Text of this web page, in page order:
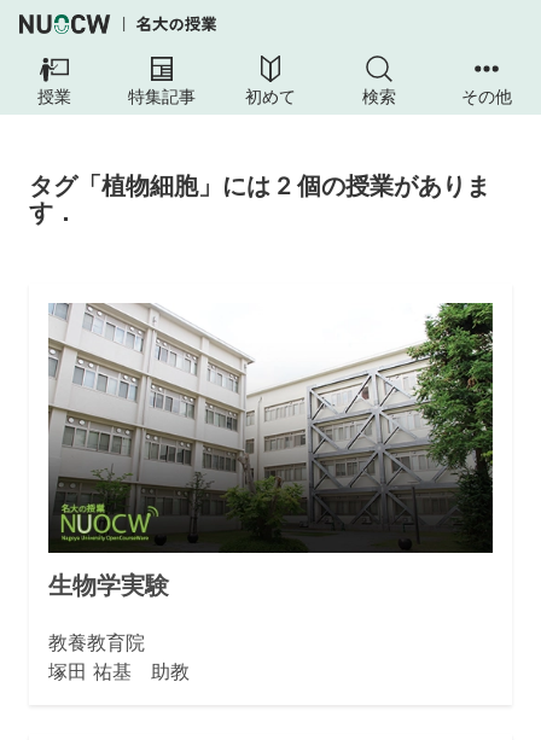
授業 特集記事 初めて 検索 その他
タグ「植物細胞」には 2 個の授業がありま
す．
生物学実験
教養教育院
塚田 祐基 助教